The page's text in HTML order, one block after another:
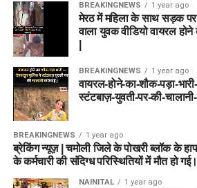
BREAKINGNEWS 1 year ago
मेरठ में महिला के साथ सड़क
वाला युवक वीडियो वायरल
BREAKINGNEWS 1 year ago
वायरल-होने-का-शौक-पड़ा-
स्टंटबाज़-युवती-पर-की-चालानी-
BREAKINGNEWS 1 year ago
ब्रेकिंग न्यूज़ | चमोली जिले के पोखरी ब्लॉक के
के कर्मचारी की संदिग्ध परिस्थितियों में मौत हो गई।
NAINITAL 1 year ago